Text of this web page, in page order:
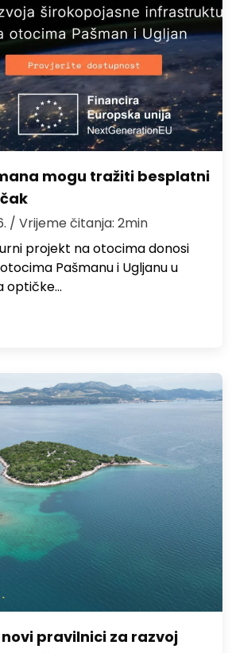
mogu tražiti besplatni
/ Vrijeme čitanja: 2min
projekt na otocima donosi
Pašmanu i Ugljanu u
optičke…
pravilnici za razvoj